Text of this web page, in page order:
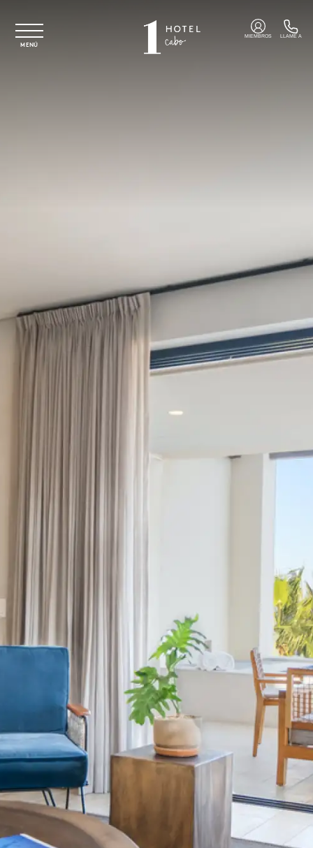
MENÚ
MIEMBROS LLAME A